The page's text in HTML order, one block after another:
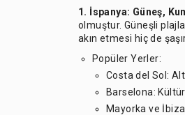
1. İspanya: Güneş,
olmuştur. Güneşli
akın etmesi hiç de
Popüler Yerler:
Costa del Sol:
Barselona:
Mayorka ve